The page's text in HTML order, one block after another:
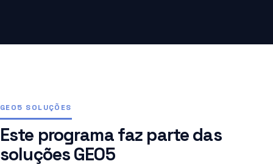
GEO5 SOLUÇÕES
Este programa faz parte das
soluções GEO5